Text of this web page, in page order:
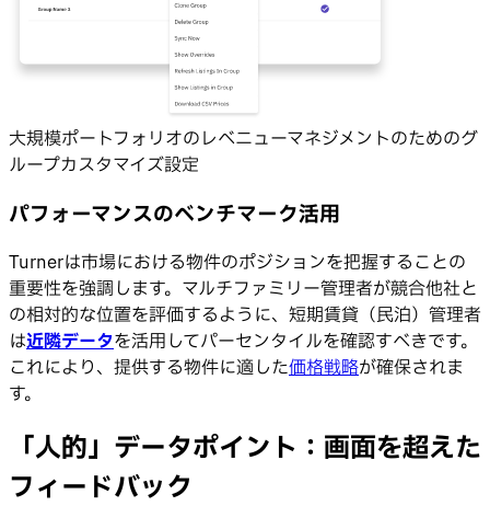
大規模ポートフォリオのレベニューマネジメントのためのグ
ループカスタマイズ設定
パフォーマンスのベンチマーク活用
Turnerは市場における物件のポジションを把握することの
重要性を強調します。マルチファミリー管理者が競合他社と
の相対的な位置を評価するように、短期賃貸（民泊）管理者
は近隣データを活用してパーセンタイルを確認すべきです。
これにより、提供する物件に適した価格戦略が確保されま
す。
「人的」データポイント：画面を超えた
フィードバック